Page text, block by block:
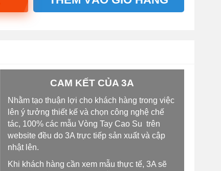
CAM KẾT CỦA 3A
Nhằm tạo thuận lợi cho khách hàng trong việc
lên ý tưởng thiết kế và chọn công nghệ chế
tác, 100% các mẫu Vòng Tay Cao Su trên
website đều do 3A trực tiếp sản xuất và cập
nhật lên.
Khi khách hàng cần xem mẫu thực tế, 3A sẽ